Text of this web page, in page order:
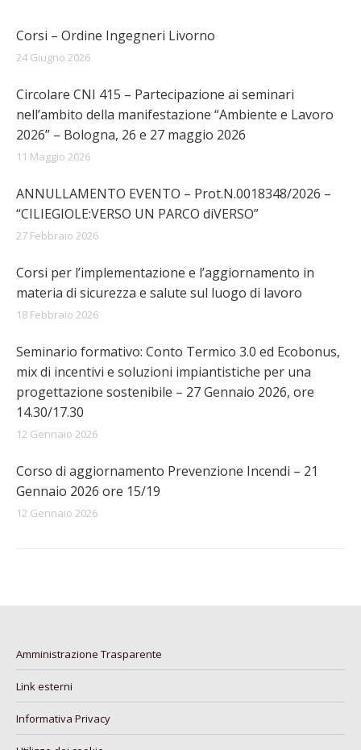
Corsi – Ordine Ingegneri Livorno
24 Giugno 2026
Circolare CNI 415 – Partecipazione ai seminari
nell’ambito della manifestazione “Ambiente e Lavoro
2026” – Bologna, 26 e 27 maggio 2026
11 Maggio 2026
ANNULLAMENTO EVENTO – Prot.N.0018348/2026 –
“CILIEGIOLE:VERSO UN PARCO diVERSO”
27 Febbraio 2026
Corsi per l’implementazione e l’aggiornamento in
materia di sicurezza e salute sul luogo di lavoro
18 Febbraio 2026
Seminario formativo: Conto Termico 3.0 ed Ecobonus,
mix di incentivi e soluzioni impiantistiche per una
progettazione sostenibile – 27 Gennaio 2026, ore
14.30/17.30
12 Gennaio 2026
Corso di aggiornamento Prevenzione Incendi – 21
Gennaio 2026 ore 15/19
12 Gennaio 2026
Amministrazione Trasparente
Link esterni
Informativa Privacy